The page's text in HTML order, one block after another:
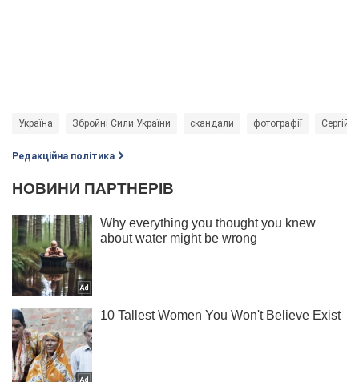
Україна Збройні Сили України скандали фотографії Сергій
Редакційна політика